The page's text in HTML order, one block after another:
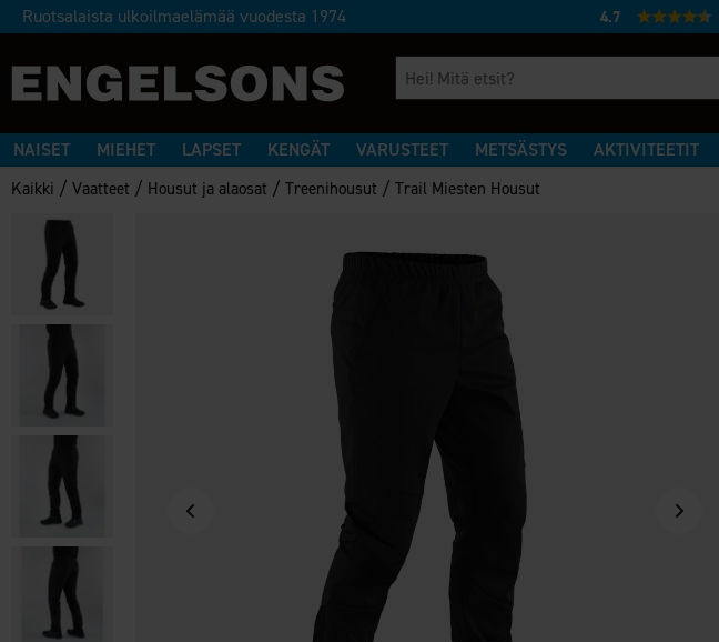
Ruotsalaista ulkoilmaelämää vuodesta 1974 4.7
NAISET MIEHET LAPSET KENGÄT VARUSTEET METSÄSTYS AKTIVITEETIT
Kaikki /Vaatteet / Housut ja alaosat /Treenihousut /Trail Miesten Housut